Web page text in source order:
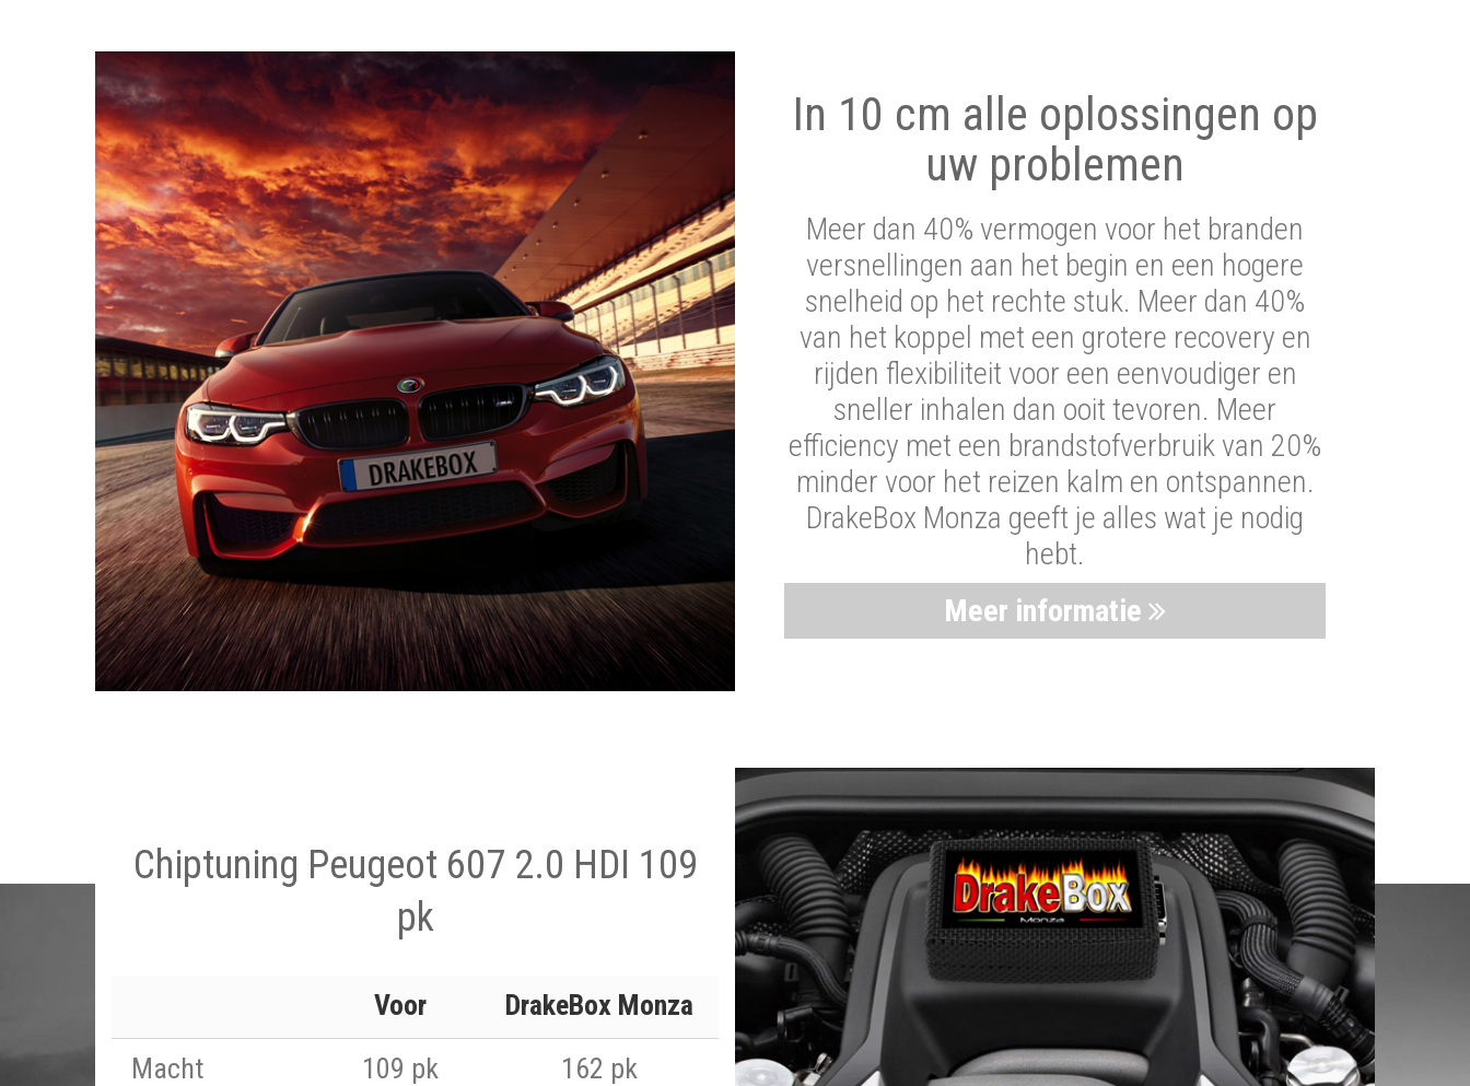
In 10 cm alle oplossingen op
uw problemen
Meer dan 40% vermogen voor het branden
versnellingen aan het begin en een hogere
snelheid op het rechte stuk. Meer dan 40%
van het koppel met een grotere recovery en
rijden flexibiliteit voor een eenvoudiger en
sneller inhalen dan ooit tevoren. Meer
efficiency met een brandstofverbruik van 20%
minder voor het reizen kalm en ontspannen.
DrakeBox Monza geeft je alles wat je nodig
hebt.
Meer informatie
Chiptuning Peugeot 607 2.0 HDI 109
pk
Voor
DrakeBox Monza
Macht
109 pk
162 pk